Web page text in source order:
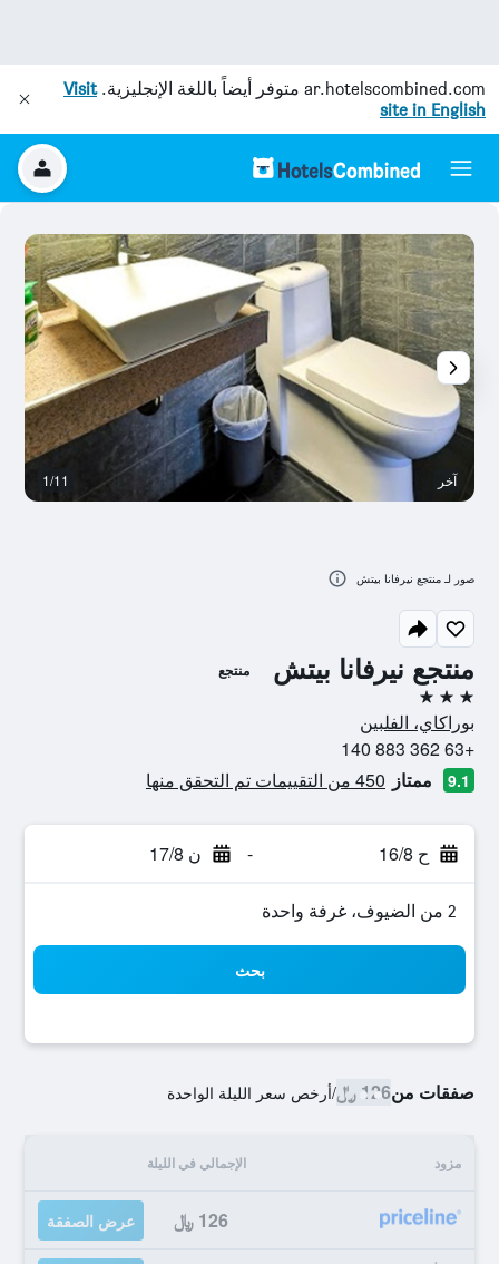
ar.hotelscombined.com متوفر أيضاً باللغة الإنجليزية.Visit
site in English
منتجع نيرفانا بيتش منتجع
3 نجوم
بوراكاي، الفلبين
+63 362 883 140
9.1 ممتاز 450 من التقييمات تم التحقق منها
ح 16/8 - ن 17/8
2 من الضيوف، غرفة واحدة
بحث
صفقات من126 ﷼ /أرخص سعر الليلة الواحدة
مزود الإجمالي في الليلة
126 ﷼ عرض الصفقة
آخر 1/11
صور لـ منتجع نيرفانا بيتش